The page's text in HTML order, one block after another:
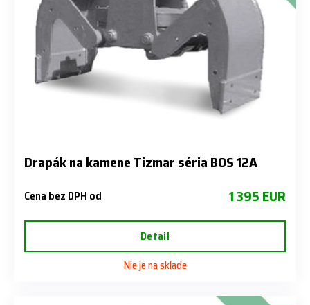
Drapák na kamene Tizmar séria BOS 12A
Cena bez DPH od 1 395 EUR
Detail
Nie je na sklade